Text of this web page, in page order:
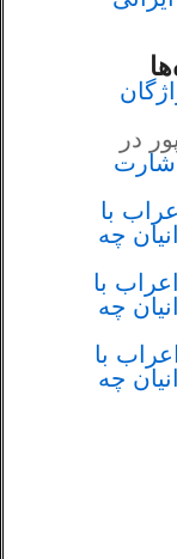
در
اعراب با
چه
اعراب با
چه
اعراب با
چه